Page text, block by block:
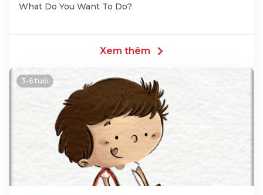
What Do You Want To Do?
Xem thêm
3-6 tuổi